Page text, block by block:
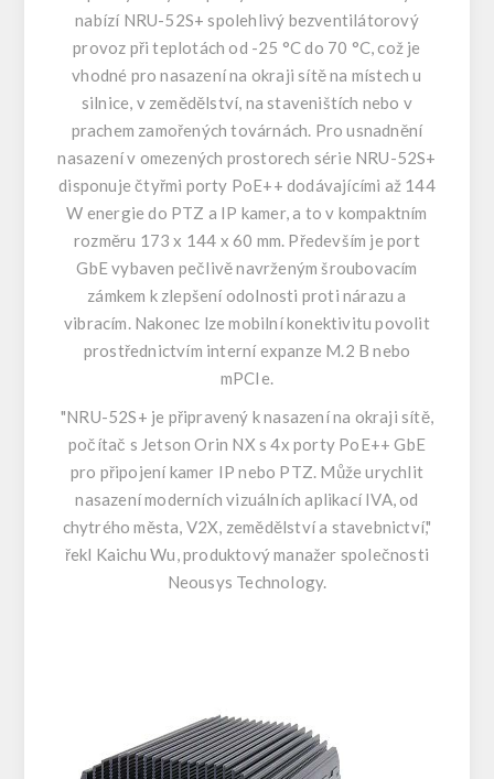
nabízí NRU-52S+ spolehlivý bezventilátorový
provoz při teplotách od -25 °C do 70 °C, což je
vhodné pro nasazení na okraji sítě na místech u
silnice, v zemědělství, na staveništích nebo v
prachem zamořených továrnách. Pro usnadnění
nasazení v omezených prostorech série NRU-52S+
disponuje čtyřmi porty PoE++ dodávajícími až 144
W energie do PTZ a IP kamer, a to v kompaktním
rozměru 173 x 144 x 60 mm. Především je port
GbE vybaven pečlivě navrženým šroubovacím
zámkem k zlepšení odolnosti proti nárazu a
vibracím. Nakonec lze mobilní konektivitu povolit
prostřednictvím interní expanze M.2 B nebo
mPCIe.
"NRU-52S+ je připravený k nasazení na okraji sítě,
počítač s Jetson Orin NX s 4x porty PoE++ GbE
pro připojení kamer IP nebo PTZ. Může urychlit
nasazení moderních vizuálních aplikací IVA, od
chytrého města, V2X, zemědělství a stavebnictví,"
řekl Kaichu Wu, produktový manažer společnosti
Neousys Technology.